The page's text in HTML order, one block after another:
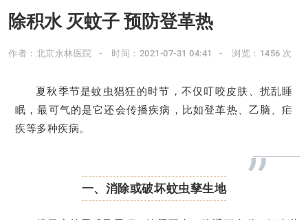
除积水 灭蚊子 预防登革热
作者：北京永林医院 时间：2021-07-31 04:41 浏览：1456 次
夏秋季节是蚊虫猖狂的时节，不仅叮咬皮肤、扰乱睡
眠，最可气的是它还会传播疾病，比如登革热、乙脑、疟
疾等多种疾病。
”
一、消除或破坏蚊虫孳生地